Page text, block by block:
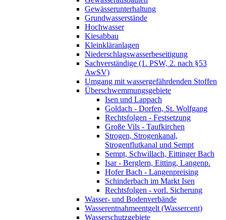
Gewässerunterhaltung
Grundwasserstände
Hochwasser
Kiesabbau
Kleinkläranlagen
Niederschlagswasserbeseitigung
Sachverständige (1. PSW, 2. nach §53
AwSV)
Umgang mit wassergefährdenden Stoffen
Überschwemmungsgebiete
Isen und Lappach
Goldach - Dorfen, St. Wolfgang
Rechtsfolgen - Festsetzung
Große Vils - Taufkirchen
Strogen, Strogenkanal,
Strogenflutkanal und Sempt
Sempt, Schwillach, Eittinger Bach
Isar - Berglern, Eitting, Langenp.
Hofer Bach - Langenpreising
Schinderbach im Markt Isen
Rechtsfolgen - vorl. Sicherung
Wasser- und Bodenverbände
Wasserentnahmeentgelt (Wassercent)
Wasserschutzgebiete